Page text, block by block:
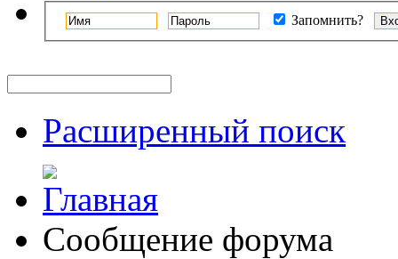
Запомнить?
Расширенный поиск
Сообщение форума